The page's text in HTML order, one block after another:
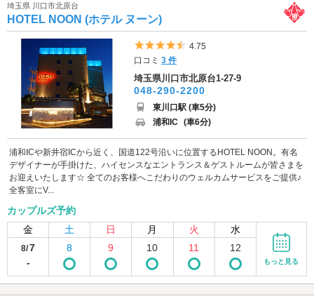
埼玉県 川口市北原台
HOTEL NOON (ホテル ヌーン)
5つ星のうち4.5
4.75
口コミ3 件
埼玉県川口市北原台1-27-9
048-290-2200
東川口駅 (車5分)
浦和IC (車6分)
浦和ICや新井宿ICから近く、国道122号沿いに位置するHOTEL NOON。有名
デザイナーが手掛けた、ハイセンスなエントランス＆ゲストルームが皆さまを
お迎えいたします☆ 全てのお客様へこだわりのウェルカムサービスをご提供♪
全客室にV...
カップルズ予約
金
土 日 月 火 水
8/7
-
8 9 10 11 12
もっと見る